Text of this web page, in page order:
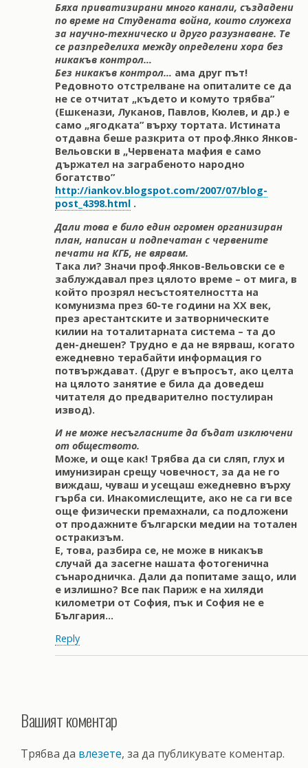
Бяха приватизирани много канали, създадени
по време на Студената война, които служеха
за научно-техническо и друго разузнаване. Те
се разпределиха между определени хора без
никакъв контрол…
Без никакъв контрол… ама друг път!
Редовното отстрелване на опиталите се да
не се отчитат „където и комуто трябва”
(Eшкенази, Луканов, Павлов, Кюлев, и др.) е
само „ягодката” върху тортата. Истината
отдавна беше разкрита от проф.Янко Янков-
Вельовски в „Червената мафия е само
държател на заграбеното народно
богатство”
http://iankov.blogspot.com/2007/07/blog-
post_4398.html .
Дали това е било един огромен организиран
план, написан и подпечатан с червените
печати на КГБ, не вярвам.
Така ли? Значи проф.Янков-Вельовски се е
заблуждавал през цялото време – от мига, в
който прозрял несъстоятелността на
комунизма през 60-те години на ХХ век,
през арестантските и затворническите
килии на тоталитарната система – та до
ден-днешен? Трудно е да не вярваш, когато
ежедневно терабайти информация го
потвърждават. (Друг е въпросът, ако целта
на цялото занятие е била да доведеш
читателя до предварително постулиран
извод).
И не може несъгласните да бъдат изключени
от обществото.
Може, и още как! Трябва да си сляп, глух и
имунизиран срещу човечност, за да не го
виждаш, чуваш и усещаш ежедневно върху
гърба си. Инакомислещите, ако не са ги все
още физически премахнали, са подложени
от продажните български медии на тотален
остракизъм.
Е, това, разбира се, не може в никакъв
случай да засегне нашата фотогенична
сънародничка. Дали да попитаме защо, или
е излишно? Все пак Париж е на хиляди
километри от София, пък и София не е
България…
Reply
Вашият коментар
Трябва да влезете, за да публикувате коментар.